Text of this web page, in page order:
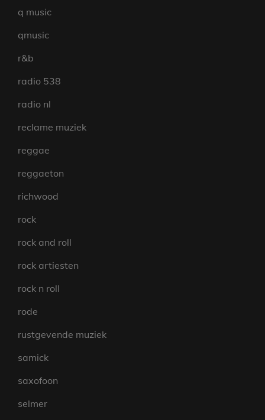
q music
qmusic
r&b
radio 538
radio nl
reclame muziek
reggae
reggaeton
richwood
rock
rock and roll
rock artiesten
rock n roll
rode
rustgevende muziek
samick
saxofoon
selmer